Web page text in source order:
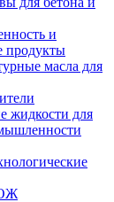
и
продукты
масла для
жидкости для